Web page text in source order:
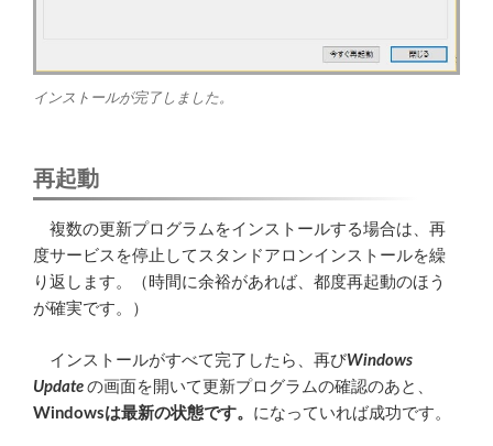
インストールが完了しました。
再起動
複数の更新プログラムをインストールする場合は、再
度サービスを停止してスタンドアロンインストールを繰
り返します。（時間に余裕があれば、都度再起動のほう
が確実です。）
インストールがすべて完了したら、再びWindows
Update の画面を開いて更新プログラムの確認のあと、
Windowsは最新の状態です。 になっていれば成功です。